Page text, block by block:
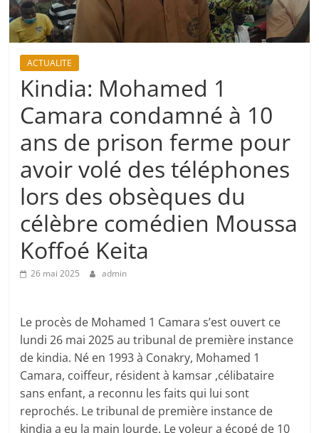
ACTUALITE
Kindia: Mohamed 1
Camara condamné à 10
ans de prison ferme pour
avoir volé des téléphones
lors des obsèques du
célèbre comédien Moussa
Koffoé Keita
26 mai 2025 admin
Le procès de Mohamed 1 Camara s’est ouvert ce
lundi 26 mai 2025 au tribunal de première instance
de kindia. Né en 1993 à Conakry, Mohamed 1
Camara, coiffeur, résident à kamsar ,célibataire
sans enfant, a reconnu les faits qui lui sont
reprochés. Le tribunal de première instance de
kindia a eu la main lourde. Le voleur a écopé de 10